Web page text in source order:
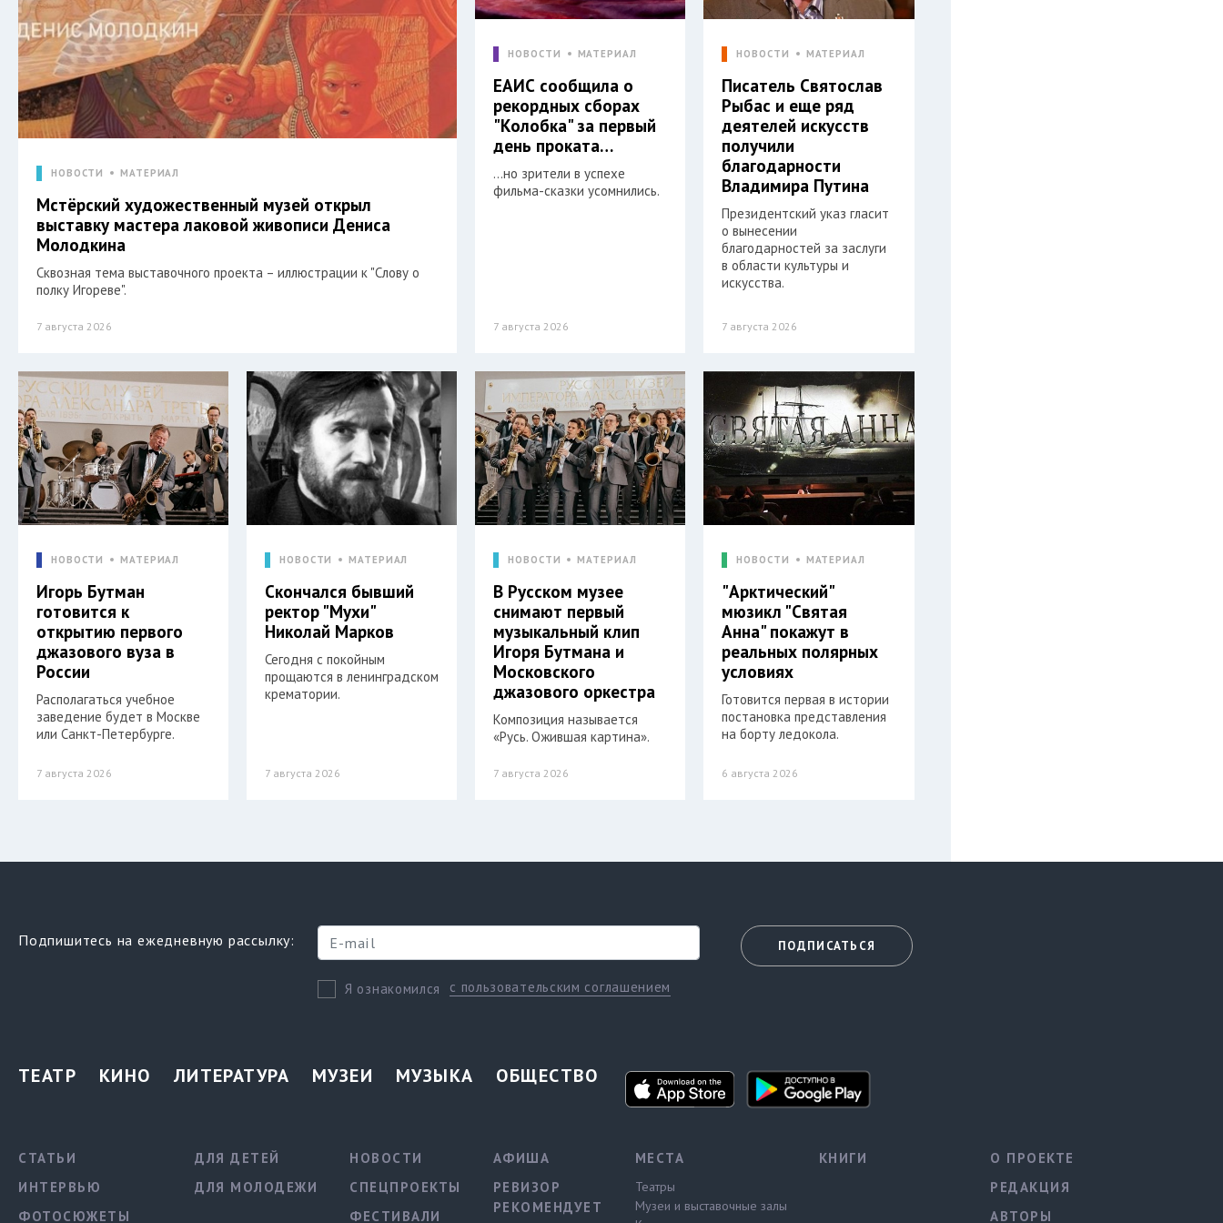
НОВОСТИ МАТЕРИАЛ
Мстёрский художественный музей открыл
выставку мастера лаковой живописи Дениса
Молодкина
Сквозная тема выставочного проекта – иллюстрации к "Слову о
полку Игореве".
7 августа 2026
НОВОСТИ МАТЕРИАЛ
ЕАИС сообщила о
рекордных сборах
"Колобка" за первый
день проката…
…но зрители в успехе
фильма-сказки усомнились.
7 августа 2026
НОВОСТИ МАТЕРИАЛ
Писатель Святослав
Рыбас и еще ряд
деятелей искусств
получили
благодарности
Владимира Путина
Президентский указ гласит
о вынесении
благодарностей за заслуги
в области культуры и
искусства.
7 августа 2026
НОВОСТИ МАТЕРИАЛ
Игорь Бутман
готовится к
открытию первого
джазового вуза в
России
Располагаться учебное
заведение будет в Москве
или Санкт-Петербурге.
7 августа 2026
НОВОСТИ МАТЕРИАЛ
Скончался бывший
ректор "Мухи"
Николай Марков
Сегодня с покойным
прощаются в ленинградском
крематории.
7 августа 2026
НОВОСТИ МАТЕРИАЛ
В Русском музее
снимают первый
музыкальный клип
Игоря Бутмана и
Московского
джазового оркестра
Композиция называется
«Русь. Ожившая картина».
7 августа 2026
НОВОСТИ МАТЕРИАЛ
"Арктический"
мюзикл "Святая
Анна" покажут в
реальных полярных
условиях
Готовится первая в истории
постановка представления
на борту ледокола.
6 августа 2026
Подпишитесь на ежедневную рассылку:
Я ознакомился с пользовательским соглашением
ПОДПИСАТЬСЯ
ТЕАТР КИНО ЛИТЕРАТУРА МУЗЕИ МУЗЫКА ОБЩЕСТВО
СТАТЬИ
ИНТЕРВЬЮ
ФОТОСЮЖЕТЫ
ДЛЯ ДЕТЕЙ
ДЛЯ МОЛОДЕЖИ
НОВОСТИ
СПЕЦПРОЕКТЫ
ФЕСТИВАЛИ
АФИША
РЕВИЗОР
РЕКОМЕНДУЕТ
МЕСТА
Театры
Музеи и выставочные залы
КНИГИ
О ПРОЕКТЕ
РЕДАКЦИЯ
АВТОРЫ